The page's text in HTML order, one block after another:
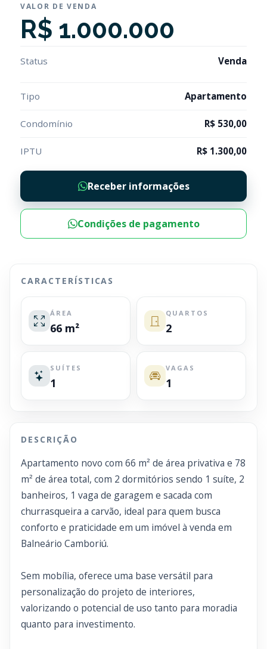
VALOR DE VENDA
R$ 1.000.000
Status Venda
Tipo Apartamento
Condomínio R$ 530,00
IPTU R$ 1.300,00
Receber informações
Condições de pagamento
CARACTERÍSTICAS
ÁREA
66 m²
QUARTOS
2
SUÍTES
1
VAGAS
1
DESCRIÇÃO
Apartamento novo com 66 m² de área privativa e 78
m² de área total, com 2 dormitórios sendo 1 suíte, 2
banheiros, 1 vaga de garagem e sacada com
churrasqueira a carvão, ideal para quem busca
conforto e praticidade em um imóvel à venda em
Balneário Camboriú.
Sem mobília, oferece uma base versátil para
personalização do projeto de interiores,
valorizando o potencial de uso tanto para moradia
quanto para investimento.